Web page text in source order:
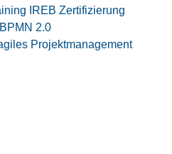
IREB Zertifizierung
2.0
Projektmanagement